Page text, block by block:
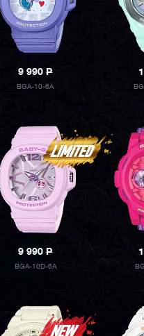
9 990P
BGA-10-6A
9 990P
BGA-10D-6A